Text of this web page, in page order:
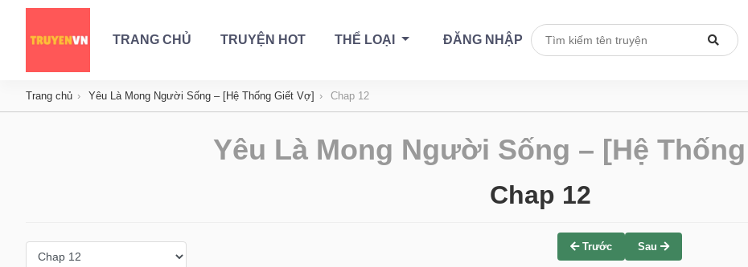
TRANG CHỦ TRUYỆN HOT THỂ LOẠI ĐĂNG NHẬP
Trang chủ Yêu Là Mong Người Sống – [Hệ Thống Giết Vợ] Chap 12
Yêu Là Mong Người Sống – [Hệ
Chap 12
Trước Sau